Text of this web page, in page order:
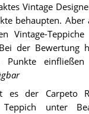
Vintage
behaupten. Aber
Vintage-
der Bewertung
Punkte
es der Carpeto
unter